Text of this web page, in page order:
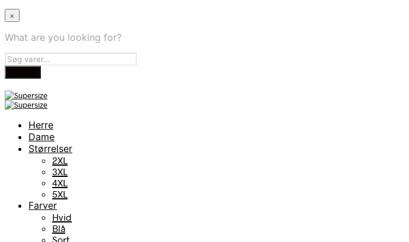
×
What are you looking for?
Herre
Dame
Størrelser
2XL
3XL
4XL
5XL
Farver
Hvid
Blå
Sort